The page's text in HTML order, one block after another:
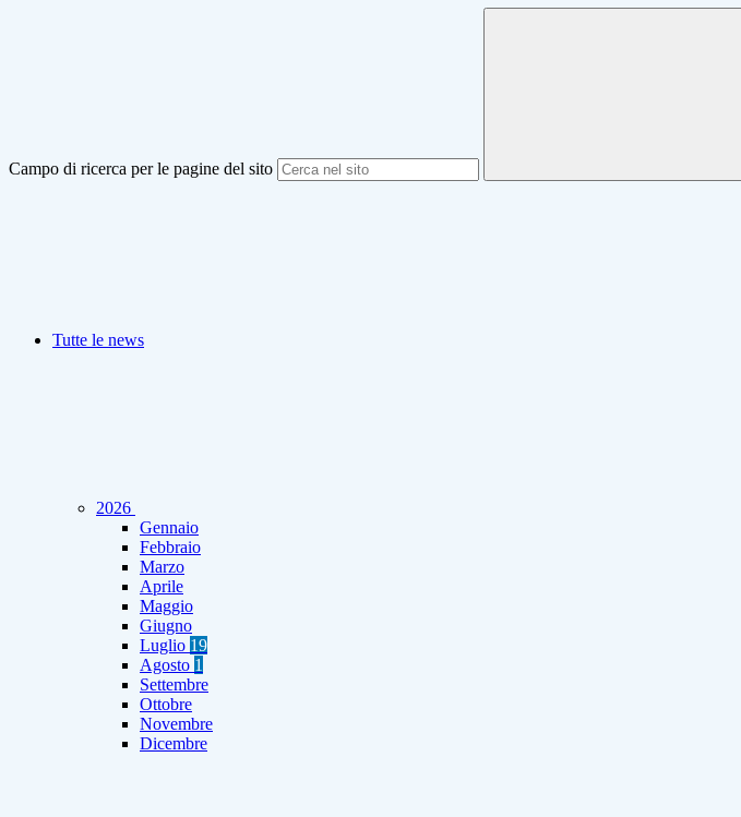
Campo di ricerca per le pagine del sito
Tutte le news
2026
Gennaio
Febbraio
Marzo
Aprile
Maggio
Giugno
Luglio 19
Agosto 1
Settembre
Ottobre
Novembre
Dicembre